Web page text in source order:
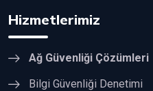
Hizmetlerimiz
Ağ Güvenliği Çözümleri
Bilgi Güvenliği Denetimi